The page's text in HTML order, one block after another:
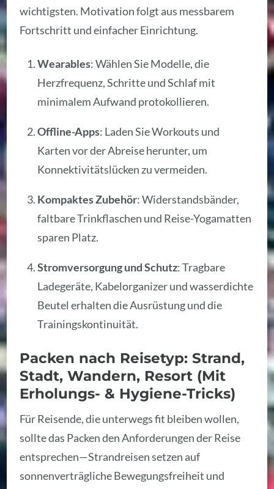
wichtigsten. Motivation folgt aus messbarem
Fortschritt und einfacher Einrichtung.
Wearables: Wählen Sie Modelle, die
Herzfrequenz, Schritte und Schlaf mit
minimalem Aufwand protokollieren.
Offline-Apps: Laden Sie Workouts und
Karten vor der Abreise herunter, um
Konnektivitätslücken zu vermeiden.
Kompaktes Zubehör: Widerstandsbänder,
faltbare Trinkflaschen und Reise-Yogamatten
sparen Platz.
Stromversorgung und Schutz: Tragbare
Ladegeräte, Kabelorganizer und wasserdichte
Beutel erhalten die Ausrüstung und die
Trainingskontinuität.
Packen nach Reisetyp: Strand,
Stadt, Wandern, Resort (Mit
Erholungs- & Hygiene-Tricks)
Für Reisende, die unterwegs fit bleiben wollen,
sollte das Packen den Anforderungen der Reise
entsprechen—Strandreisen setzen auf
sonnenverträgliche Bewegungsfreiheit und